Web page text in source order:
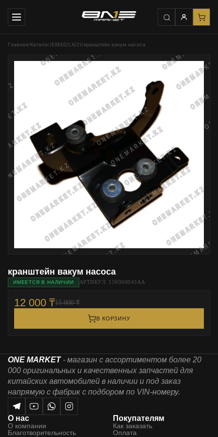
Главная/Каталог/EXEED/LX/21 /кранштейн вакум насоса
кранштейн вакум насоса
ИМЕЕТСЯ В НАЛИЧИИ АРТИКУЛ: 159000043AA
12 000 ₸15 000 ₸
В КОРЗИНУ
ONE MARKET - магазин с ассортиментом более 20
000 оригинальных и качественных запчастей для
китайских автомобилей в наличии и под заказ
напрямую с фабрик с подбором по VIN-номеру.
О нас
О компании
Благотворительность
Покупателям
Как заказать
Оплата